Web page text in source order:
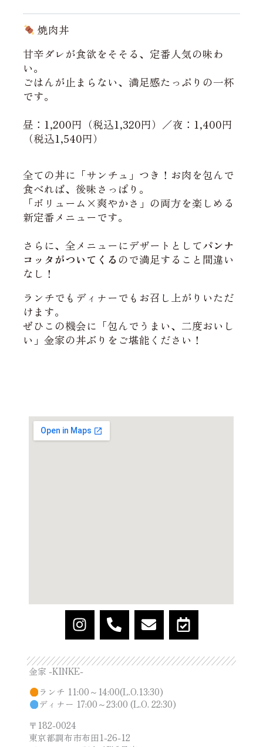
焼肉丼
甘辛ダレが食欲をそそる、定番人気の味わ
い。
ごはんが止まらない、満足感たっぷりの一杯
です。
昼：1,200円（税込1,320円）／夜：1,400円
（税込1,540円）
全ての丼に「サンチュ」つき！お肉を包んで
食べれば、後味さっぱり。
「ボリューム×爽やかさ」の両方を楽しめる
新定番メニューです。
さらに、全メニューにデザートとしてパンナ
コッタがついてくる ので満足すること間違い
なし！
ランチでもディナーでもお召し上がりいただ
けます。
ぜひこの機会に「包んでうまい、二度おいし
い」金家の丼ぶりをご堪能ください！
I
n
s
t
a
g
r
m
P
h
o
n
-
a
t
E
n
v
e
o
p
C
a
l
e
金家 -KINKE-
ランチ 11:00～14:00(L.O.13:30)
ディナー 17:00～23:00 (L.O. 22:30)
〒182-0024
東京都調布市布田1-26-12